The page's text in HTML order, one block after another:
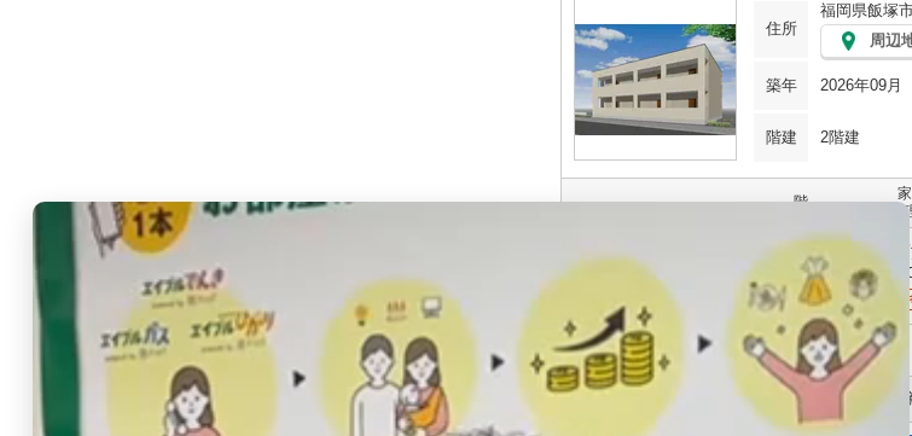
住所
福岡県飯塚
周辺
築年 2026年09月
階建 2階建
階
1階
4.7
インター